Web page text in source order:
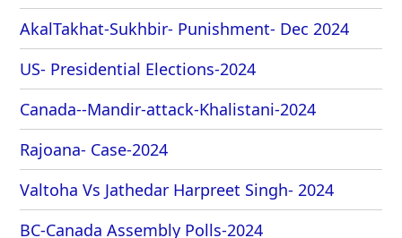
AkalTakhat-Sukhbir- Punishment- Dec 2024
US- Presidential Elections-2024
Canada--Mandir-attack-Khalistani-2024
Rajoana- Case-2024
Valtoha Vs Jathedar Harpreet Singh- 2024
BC-Canada Assembly Polls-2024